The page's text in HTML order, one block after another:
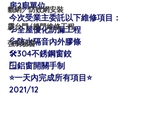
貓網／防蚊網安裝
露台門/趟門維修工程
強制驗窗
房2廁單位
今次受業主委託以下維修項目：
💦全屋優化防漏工程
💦防水隔音內外膠條
🛠304不銹鋼窗鉸
🪟鋁窗開關手制
⭐️一天內完成所有項目⭐️
2021/12